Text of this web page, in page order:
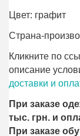
Цвет: графит
Страна-
Кликните по
описание
доставки и
При заказе
тыс. грн. и
При заказе